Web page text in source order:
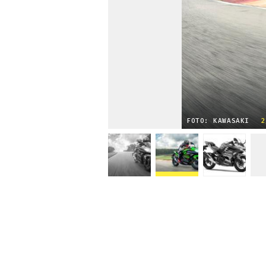
FOTO: KAWASAKI